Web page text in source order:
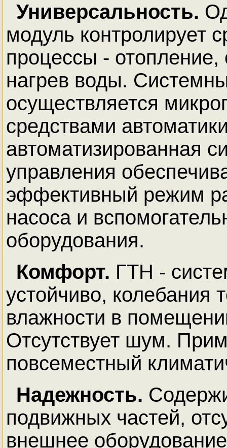
Универсальность.
модуль контролирует
процессы -
нагрев воды.
осуществляется
средствами
автоматизированная
управления
эффективный режим
насоса и
оборудования.
Комфорт. ГТН -
устойчиво, колебания
влажности в
Отсутствует шум.
повсеместный
Надежность.
подвижных частей,
внешнее